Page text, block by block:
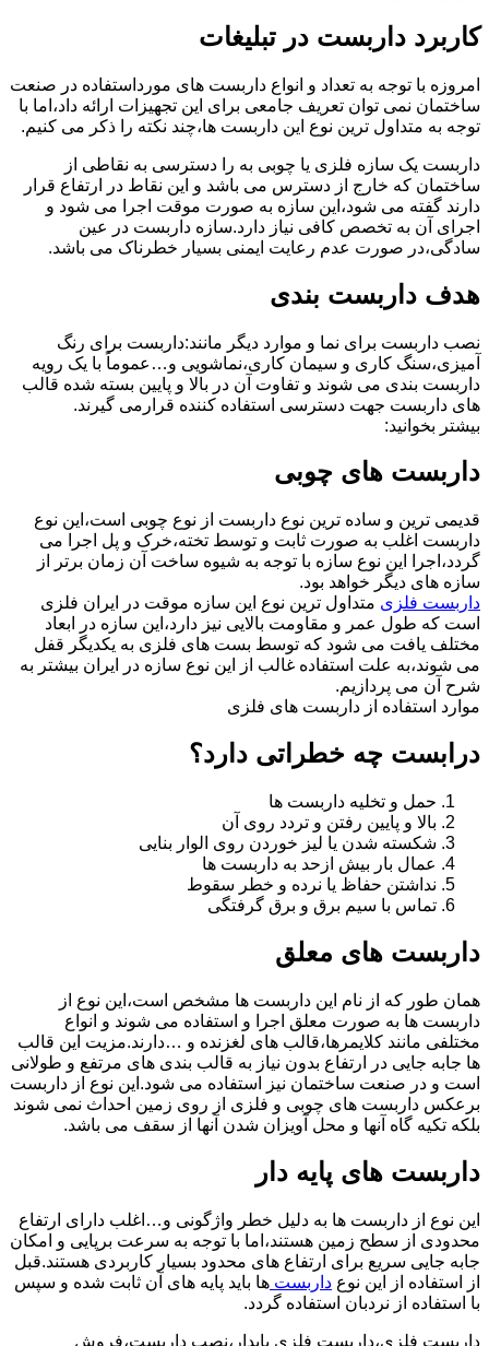
کاربرد داربست در تبلیغات
امروزه با توجه به تعداد و انواع داربست های مورداستفاده در صنعت
ساختمان نمی توان تعریف جامعی برای این تجهیزات ارائه داد،اما با
توجه به متداول ترین نوع این داربست ها،چند نکته را ذکر می کنیم.
داربست یک سازه فلزی یا چوبی به را دسترسی به نقاطی از
ساختمان که خارج از دسترس می باشد و این نقاط در ارتفاع قرار
دارند گفته می شود،این سازه به صورت موقت اجرا می شود و
اجرای آن به تخصص کافی نیاز دارد.سازه داربست در عین
سادگی،در صورت عدم رعایت ایمنی بسیار خطرناک می باشد.
هدف داربست بندی
نصب داربست برای نما و موارد دیگر مانند:داربست برای رنگ
آمیزی،سنگ کاری و سیمان کاری،نماشویی و…عموماً با یک رویه
داربست بندی می شوند و تفاوت آن در بالا و پایین بسته شده قالب
های داربست جهت دسترسی استفاده کننده قرارمی گیرند.
بیشتر بخوانید:
داربست های چوبی
قدیمی ترین و ساده ترین نوع داربست از نوع چوبی است،این نوع
داربست اغلب به صورت ثابت و توسط تخته،خرک و پل اجرا می
گردد،اجرا این نوع سازه با توجه به شیوه ساخت آن زمان برتر از
سازه های دیگر خواهد بود.
داربست فلزی متداول ترین نوع این سازه موقت در ایران فلزی
است که طول عمر و مقاومت بالایی نیز دارد،این سازه در ابعاد
مختلف یافت می شود که توسط بست های فلزی به یکدیگر قفل
می شوند،به علت استفاده غالب از این نوع سازه در ایران بیشتر به
شرح آن می پردازیم.
موارد استفاده از داربست های فلزی
درابست چه خطراتی دارد؟
حمل و تخلیه داربست ها
بالا و پایین رفتن و تردد روی آن
شکسته شدن یا لیز خوردن روی الوار بنایی
عمال بار بیش ازحد به داربست ها
نداشتن حفاظ یا نرده و خطر سقوط
تماس با سیم برق و برق گرفتگی
داربست های معلق
همان طور که از نام این داربست ها مشخص است،این نوع از
داربست ها به صورت معلق اجرا و استفاده می شوند و انواع
مختلفی مانند کلایمرها،قالب های لغزنده و …دارند.مزیت این قالب
ها جابه جایی در ارتفاع بدون نیاز به قالب بندی های مرتفع و طولانی
است و در صنعت ساختمان نیز استفاده می شود.این نوع از داربست
برعکس داربست های چوبی و فلزی از روی زمین احداث نمی شوند
بلکه تکیه گاه آنها و محل آویزان شدن آنها از سقف می باشد.
داربست های پایه دار
این نوع از داربست ها به دلیل خطر واژگونی و…اغلب دارای ارتفاع
محدودی از سطح زمین هستند،اما با توجه به سرعت برپایی و امکان
جابه جایی سریع برای ارتفاع های محدود بسیار کاربردی هستند.قبل
از استفاده از این نوع داربست ها باید پایه های آن ثابت شده و سپس
با استفاده از نردبان استفاده گردد.
داربست فلزی،داربست فلزی پایدار،نصب داربست،فروش